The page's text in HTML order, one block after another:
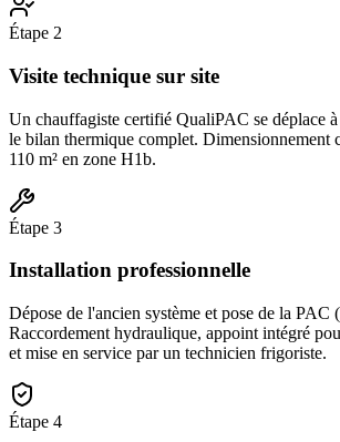
Étape 2
Visite technique sur site
Un chauffagiste certifié QualiPAC se déplace
le bilan thermique complet. Dimensionnement
110 m² en zone H1b.
Étape 3
Installation professionnelle
Dépose de l'ancien système et pose de la PAC
Raccordement hydraulique, appoint intégré
et mise en service par un technicien frigoriste.
Étape 4